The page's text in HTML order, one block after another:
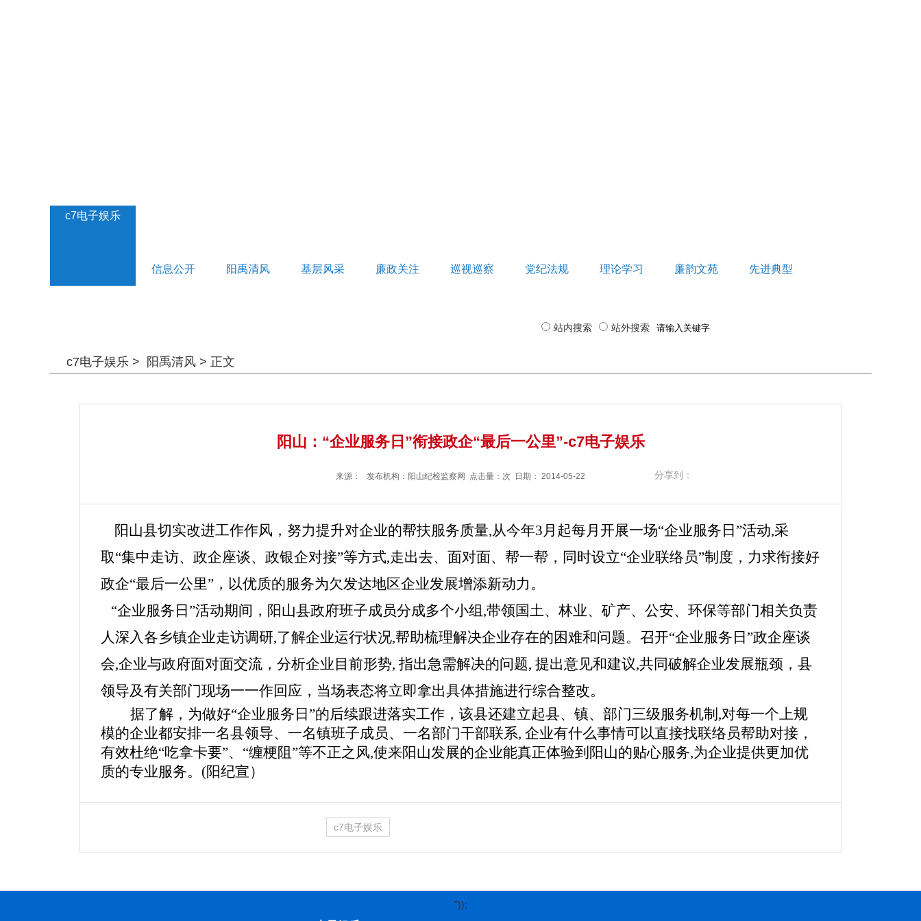
c7电子娱乐
信息公开 阳禹清风 基层风采 廉政关注 巡视巡察 党纪法规 理论学习 廉韵文苑 先进典型
站内搜索 站外搜索
c7电子娱乐 > 阳禹清风 > 正文
阳山：“企业服务日”衔接政企“最后一公里”-c7电子娱乐
来源： 发布机构： 阳山纪检监察网 点击量：次 日期： 2014-05-22 分享到：
阳山县切实改进工作作风，努力提升对企业的帮扶服务质量,从今年3月起每月开展一场“企业服务日”活动,采
取“集中走访、政企座谈、政银企对接”等方式,走出去、面对面、帮一帮， 同时设立“企业联络员”制度， 力求衔接好
政企“最后一公里”，以优质的服务为欠发达地区企业发展增添新动力。
“企业服务日”活动期间，阳山县政府班子成员分成多个小组,带领国土、林业、矿产、公安、环保等部门相关负责
人深入各乡镇企业走访调研,了解企业运行状况,帮助梳理解决企业存在的困难和问题。召开“企业服务日”政企座谈
会,企业与政府面对面交流，分析企业目前形势, 指出急需解决的问题, 提出意见和建议,共同破解企业发展瓶颈，县
领导及有关部门现场一一作回应，当场表态将立即拿出具体措施进行综合整改。
据了解，为做好“企业服务日”的后续跟进落实工作，该县还建立起县、镇、部门三级服务机制,对每一个上规
模的企业都安排一名县领导、一名镇班子成员、一名部门干部联系, 企业有什么事情可以直接找联络员帮助对接，
有效杜绝“吃拿卡要”、“缠梗阻”等不正之风,使来阳山发展的企业能真正体验到阳山的贴心服务,为企业提供更加优
质的专业服务。 (阳纪宣）
c7电子娱乐
"));